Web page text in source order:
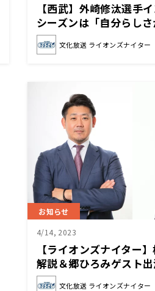
【西武】外崎修汰選手
シーズンは「自分らし
ことがあった」
文化放送 ライオンズナイター
お知らせ
4/14, 2023
【ライオンズナイター
解説＆郷ひろみゲスト出
文化放送 ライオンズナイター